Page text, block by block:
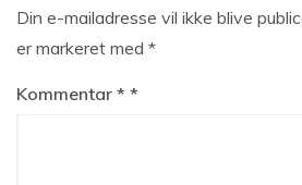
Din e-mailadresse vil ikke blive
er markeret med *
Kommentar *